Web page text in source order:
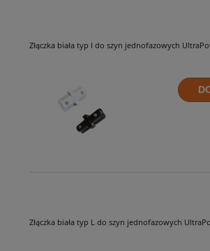
Złączka biała typ I do szyn jednofazowych
Złączka biała typ L do szyn jednofazowych